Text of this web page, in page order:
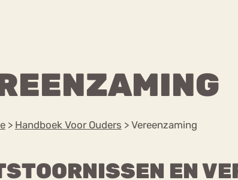
> Handboek Voor Ouders > Vereenzaming
EN